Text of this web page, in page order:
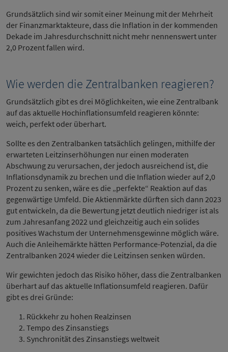
Grundsätzlich sind wir somit einer Meinung mit der Mehrheit
der Finanzmarktakteure, dass die Inflation in der kommenden
Dekade im Jahresdurchschnitt nicht mehr nennenswert unter
2,0 Prozent fallen wird.
Wie werden die Zentralbanken reagieren?
Grundsätzlich gibt es drei Möglichkeiten, wie eine Zentralbank
auf das aktuelle Hochinflationsumfeld reagieren könnte:
weich, perfekt oder überhart.
Sollte es den Zentralbanken tatsächlich gelingen, mithilfe der
erwarteten Leitzinserhöhungen nur einen moderaten
Abschwung zu verursachen, der jedoch ausreichend ist, die
Inflationsdynamik zu brechen und die Inflation wieder auf 2,0
Prozent zu senken, wäre es die „perfekte“ Reaktion auf das
gegenwärtige Umfeld. Die Aktienmärkte dürften sich dann 2023
gut entwickeln, da die Bewertung jetzt deutlich niedriger ist als
zum Jahresanfang 2022 und gleichzeitig auch ein solides
positives Wachstum der Unternehmensgewinne möglich wäre.
Auch die Anleihemärkte hätten Performance-Potenzial, da die
Zentralbanken 2024 wieder die Leitzinsen senken würden.
Wir gewichten jedoch das Risiko höher, dass die Zentralbanken
überhart auf das aktuelle Inflationsumfeld reagieren. Dafür
gibt es drei Gründe:
Rückkehr zu hohen Realzinsen
Tempo des Zinsanstiegs
Synchronität des Zinsanstiegs weltweit